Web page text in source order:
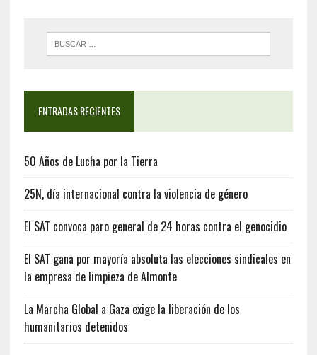
ENTRADAS RECIENTES
50 Años de Lucha por la Tierra
25N, día internacional contra la violencia de género
El SAT convoca paro general de 24 horas contra el genocidio
El SAT gana por mayoría absoluta las elecciones sindicales en
la empresa de limpieza de Almonte
La Marcha Global a Gaza exige la liberación de los
humanitarios detenidos